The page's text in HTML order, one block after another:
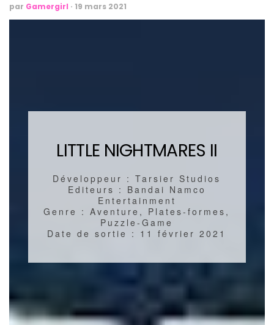
par Gamergirl · 19 mars 2021
LITTLE NIGHTMARES II
Développeur : Tarsier Studios
Editeurs : Bandai Namco
Entertainment
Genre : Aventure, Plates-formes,
Puzzle-Game
Date de sortie : 11 février 2021